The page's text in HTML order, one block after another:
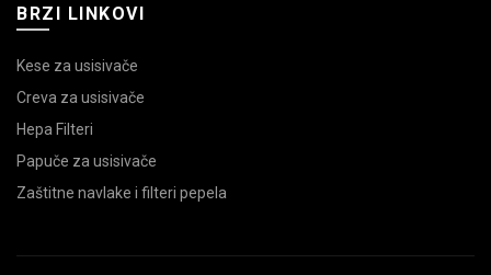
BRZI LINKOVI
Kese za usisivače
Creva za usisivače
Hepa Filteri
Papuče za usisivače
Zaštitne navlake i filteri pepela